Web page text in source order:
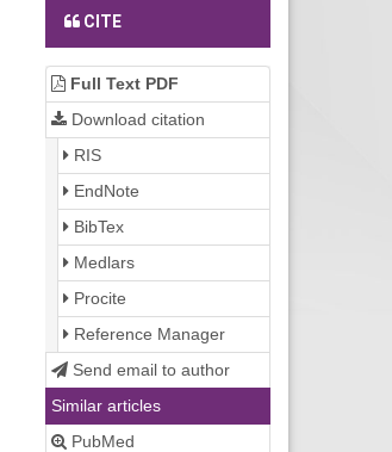
CITE
Full Text PDF
Download citation
RIS
EndNote
BibTex
Medlars
Procite
Reference Manager
Send email to author
Similar articles
PubMed